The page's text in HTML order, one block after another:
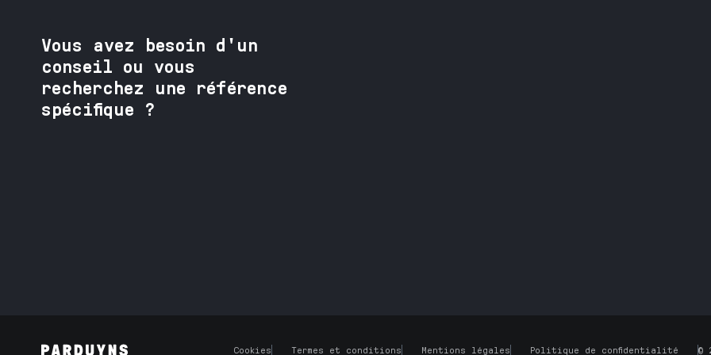
Vous avez besoin d'un
conseil ou vous
recherchez une référence
spécifique ?
Cookies Termes et conditions Mentions légales Politique de confidentialité ©